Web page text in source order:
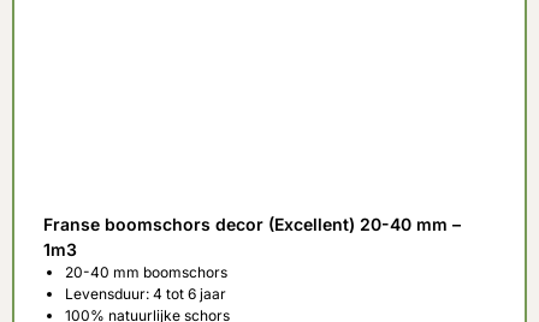
Franse boomschors decor (Excellent) 20-40 mm –
1m3
20-40 mm boomschors
Levensduur: 4 tot 6 jaar
100% natuurlijke schors